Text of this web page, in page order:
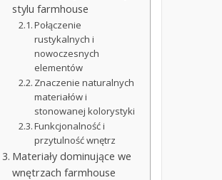
stylu farmhouse
Połączenie
rustykalnych i
nowoczesnych
elementów
Znaczenie naturalnych
materiałów i
stonowanej kolorystyki
Funkcjonalność i
przytulność wnętrz
Materiały dominujące we
wnętrzach farmhouse